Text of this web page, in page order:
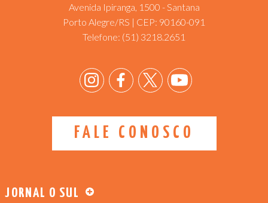
Avenida Ipiranga, 1500 - Santana
Porto Alegre/RS | CEP: 90160-091
Telefone: (51) 3218.2651
FALE CONOSCO
JORNAL O SUL